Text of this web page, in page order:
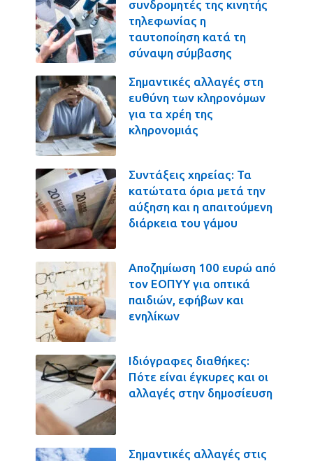
συνδρομητές της κινητής
τηλεφωνίας η
ταυτοποίηση κατά τη
σύναψη σύμβασης
Σημαντικές αλλαγές στη
ευθύνη των κληρονόμων
για τα χρέη της
κληρονομιάς
Συντάξεις χηρείας: Τα
κατώτατα όρια μετά την
αύξηση και η απαιτούμενη
διάρκεια του γάμου
Αποζημίωση 100 ευρώ από
τον ΕΟΠΥΥ για οπτικά
παιδιών, εφήβων και
ενηλίκων
Ιδιόγραφες διαθήκες:
Πότε είναι έγκυρες και οι
αλλαγές στην δημοσίευση
Σημαντικές αλλαγές στις